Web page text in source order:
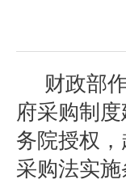
财政部
府采购制
务院授权
采购法实